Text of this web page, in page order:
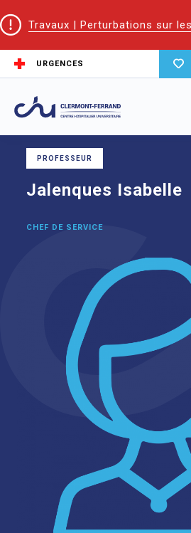
Travaux | Perturbations sur
URGENCES
Accueil
Psychiatrie adulte
Jalenques
PROFESSEUR
Jalenques Isabelle
CHEF DE SERVICE